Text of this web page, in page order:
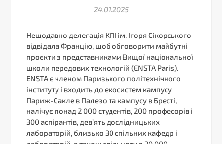
24.01.2025
Нещодавно делегація КПІ ім. Ігоря Сікорського
відвідала Францію, щоб обговорити майбутні
проєкти з представниками Вищої національної
школи передових технологій (ENSTA Paris).
ENSTA є членом Паризького політехнічного
інституту і входить до екосистем кампусу
Париж-Сакле в Палезо та кампусу в Бресті,
налічує понад 2 000 студентів, 200 професорів і
300 аспірантів, дев’ять дослідницьких
лабораторій, близько 30 спільних кафедр і